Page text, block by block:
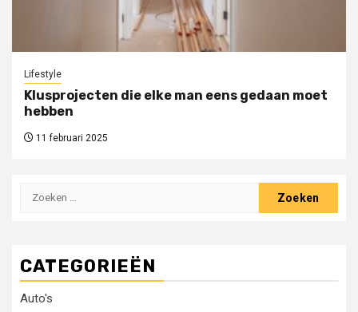
Lifestyle
Klusprojecten die elke man eens gedaan moet
hebben
11 februari 2025
Zoeken
CATEGORIEËN
Auto's